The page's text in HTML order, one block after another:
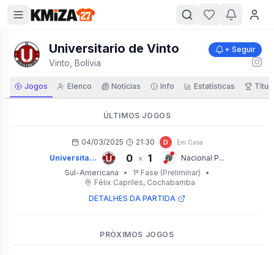
Universitario de Vinto
Vinto, Bolívia
+ Seguir
Jogos Elenco Notícias Info Estatísticas
ÚLTIMOS JOGOS
04/03/2025 21:30 D Em Casa
Universita... 0 × 1
Nacional P...
Sul-Americana
• 1ª Fase (Preliminar)
•
Félix Capriles, Cochabamba
DETALHES DA PARTIDA
PRÓXIMOS JOGOS